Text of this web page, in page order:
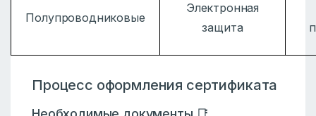
Полупроводниковые
Электронная
защита
Процесс оформления сертификата